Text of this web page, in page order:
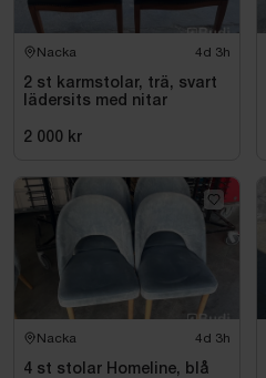
Nacka 4d 3h
2 st karmstolar, trä, svart
lädersits med nitar
2 000 kr
Nacka 4d 3h
4 st stolar Homeline, blå